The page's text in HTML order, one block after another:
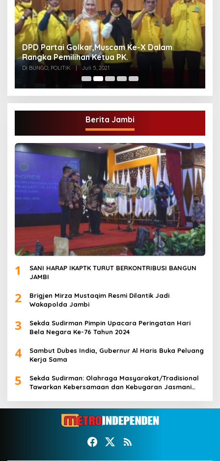
DPD Partai Golkar,Muscam Ke-X Dalam
Rangka Pemilihan Ketua PK.
Di BUNGO, POLITIK | Juli 5, 2021
Berita Jambi
1
SANI HARAP IKAPTK TURUT BERKONTRIBUSI BANGUN
JAMBI
2
Brigjen Mirza Mustaqim Resmi Dilantik Jadi
Wakapolda Jambi
3
Sekda Sudirman Pimpin Upacara Peringatan Hari
Bela Negara Ke-76 Tahun 2024
4
Sambut Dubes India, Gubernur Al Haris Buka Peluang
Kerja Sama
5
Sekda Sudirman: Olahraga Masyarakat/Tradisional
Tawarkan Kebersamaan dan Kebugaran Jasmani